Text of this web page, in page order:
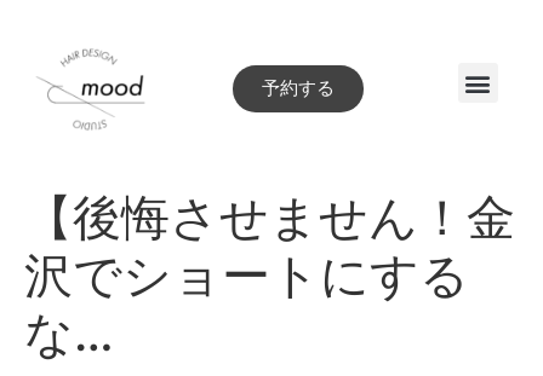
予約する
【後悔させません！金
沢でショートにする
な…